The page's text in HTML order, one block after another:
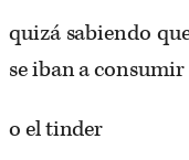
quizá sabiendo
se iban a
o el tinder